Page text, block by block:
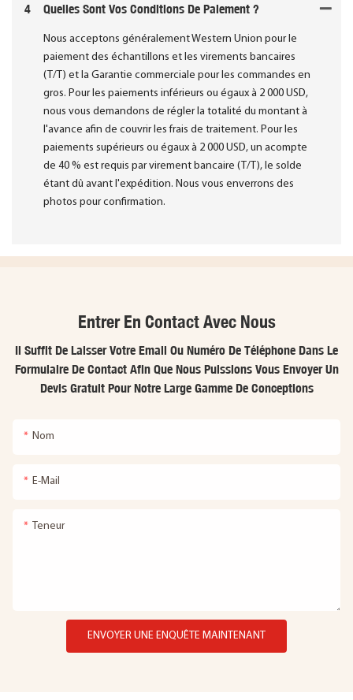
4 Quelles Sont Vos Conditions De Paiement ?
Nous acceptons généralement Western Union pour le
paiement des échantillons et les virements bancaires
(T/T) et la Garantie commerciale pour les commandes en
gros. Pour les paiements inférieurs ou égaux à 2 000 USD,
nous vous demandons de régler la totalité du montant à
l'avance afin de couvrir les frais de traitement. Pour les
paiements supérieurs ou égaux à 2 000 USD, un acompte
de 40 % est requis par virement bancaire (T/T), le solde
étant dû avant l'expédition. Nous vous enverrons des
photos pour confirmation.
Entrer En Contact Avec Nous
Il Suffit De Laisser Votre Email Ou Numéro De Téléphone Dans Le
Formulaire De Contact Afin Que Nous Puissions Vous Envoyer Un
Devis Gratuit Pour Notre Large Gamme De Conceptions
Nom
E-Mail
Teneur
ENVOYER UNE ENQUÊTE MAINTENANT